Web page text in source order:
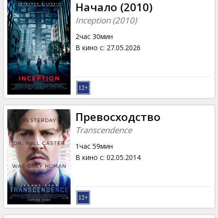
Подарки
Кинозакуски
B2B
Клуб
Начало (2010)
Inception (2010)
2час 30мин
В кино с: 27.05.2026
Превосходство
Transcendence
1час 59мин
В кино с: 02.05.2014